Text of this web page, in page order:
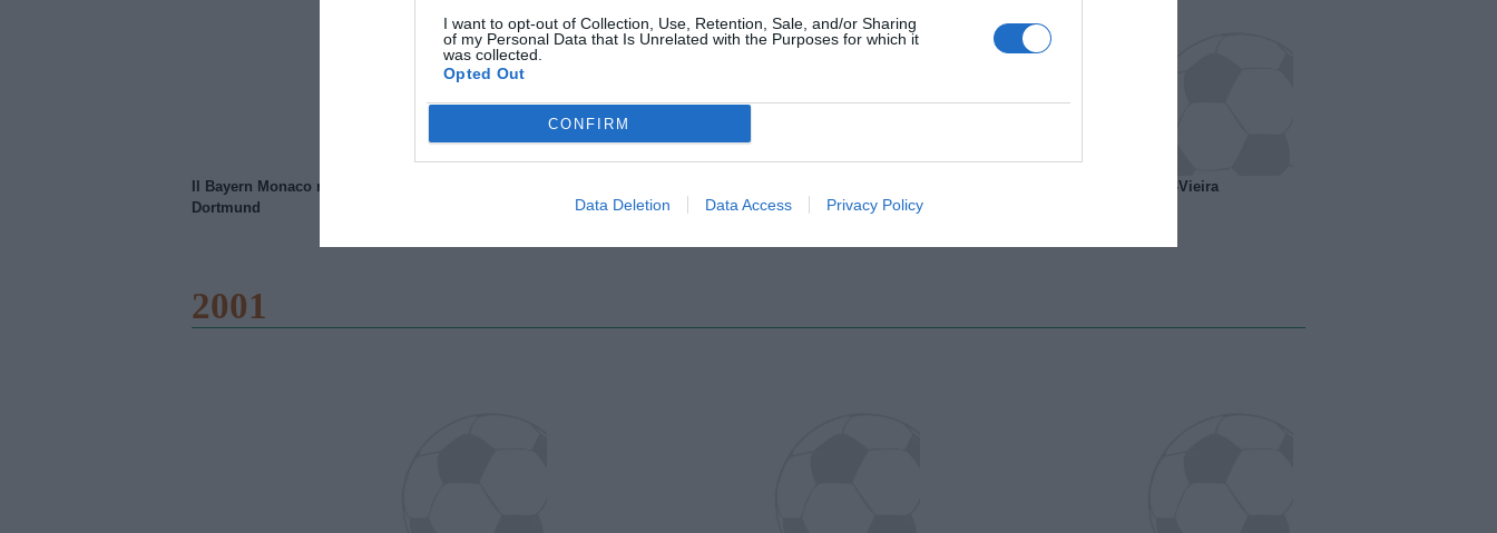
I want to opt-out of Collection, Use, Retention, Sale, and/or Sharing
of my Personal Data that Is Unrelated with the Purposes for which it
was collected.
Opted Out
CONFIRM
Data Deletion Data Access Privacy Policy
Il Bayern Monaco ridimensiona il Borussia
Dortmund
A gennaio ipotesi scambio Davids-Vieira
2001